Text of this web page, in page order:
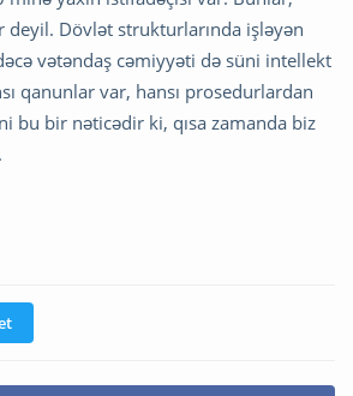
deyil. Dövlət strukturlarında işləyən
vətəndaş cəmiyyəti də süni intellekt
qanunlar var, hansı prosedurlardan
bu bir nəticədir ki, qısa zamanda biz